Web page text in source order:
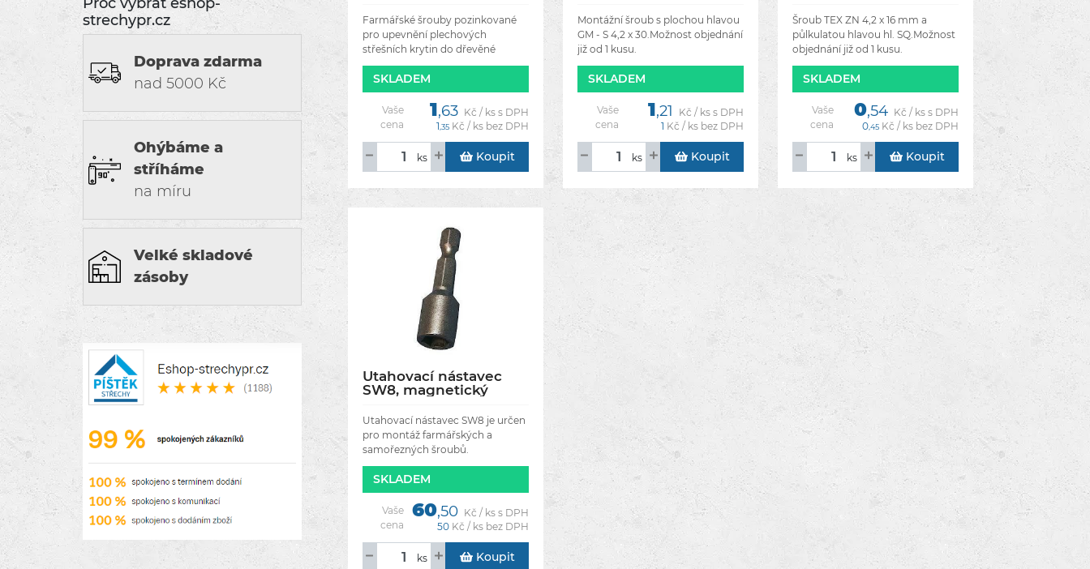
strechypr.cz
Doprava zdarma
nad 5000 Kč
Ohýbáme a
stříháme
na míru
Velké skladové
zásoby
Farmářské šrouby pozinkované
pro upevnění plechových
střešních krytin do dřevěné
konstrukce.Hliníková
podložka průměr 14 mm s EDPM
těsněním.Pozinková povrchová
úprava šroubu
SKLADEM
Vaše
cena
1,63 Kč / ks s DPH
1,35 Kč / ks bez DPH
ks Koupit
Montážní šroub s plochou hlavou
GM - S 4,2 x 30.Možnost objednání
již od 1 kusu.
SKLADEM
Vaše
cena
1,21
Kč / ks s DPH
1 Kč / ks bez DPH
ks Koupit
Šroub TEX ZN 4,2 x 16 mm a
půlkulatou hlavou hl. SQ.Možnost
objednání již od 1 kusu.
SKLADEM
Vaše
cena
0,54 Kč / ks s DPH
0,45 Kč / ks bez DPH
ks Koupit
Utahovací nástavec
SW8, magnetický
Utahovací nástavec SW8 je určen
pro montáž farmářských a
samořezných šroubů.
SKLADEM
Vaše
cena
60,50 Kč / ks s DPH
50 Kč / ks bez DPH
ks Koupit